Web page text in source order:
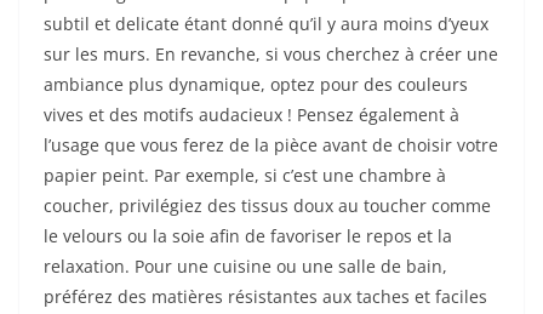
subtil et delicate étant donné qu’il y aura moins d’yeux
sur les murs. En revanche, si vous cherchez à créer une
ambiance plus dynamique, optez pour des couleurs
vives et des motifs audacieux ! Pensez également à
l’usage que vous ferez de la pièce avant de choisir votre
papier peint. Par exemple, si c’est une chambre à
coucher, privilégiez des tissus doux au toucher comme
le velours ou la soie afin de favoriser le repos et la
relaxation. Pour une cuisine ou une salle de bain,
préférez des matières résistantes aux taches et faciles